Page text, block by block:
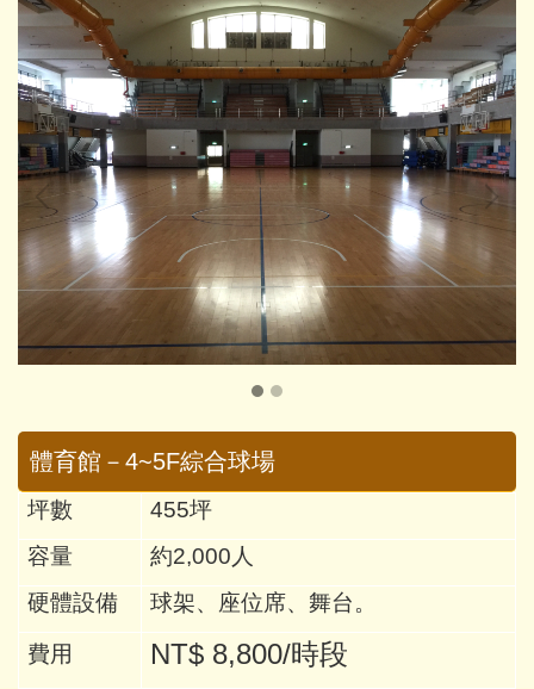
體育館－4~5F綜合球場
坪數 455坪
容量
約2,000人
硬體設備
球架、座位席、舞台。
費用 NT$ 8,800/時段